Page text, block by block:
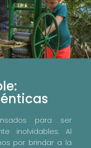
para ser
inolvidables. Al
por brindar a la